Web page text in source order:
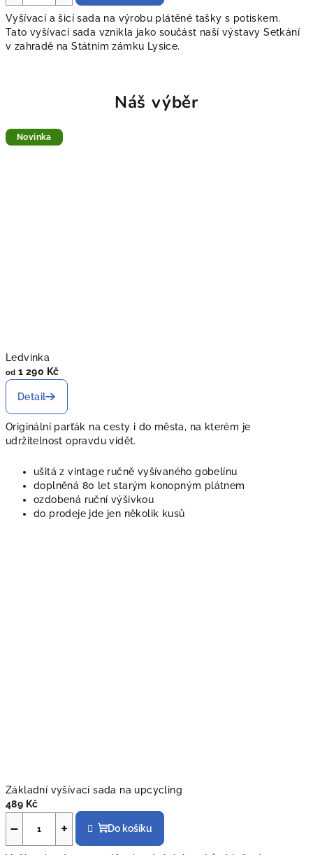
Vyšívací a šicí sada na výrobu plátěné tašky s potiskem.
Tato vyšívací sada vznikla jako součást naší výstavy Setkání
v zahradě na Státním zámku Lysice.
Náš výběr
Novinka
Ledvinka
od 1 290 Kč
Detail
Originální parťák na cesty i do města, na kterém je
udržitelnost opravdu vidět.
ušitá z vintage ručně vyšívaného gobelínu
doplněná 80 let starým konopným plátnem
ozdobená ruční výšivkou
do prodeje jde jen několik kusů
Základní vyšívací sada na upcycling
489 Kč
+
− Do košíku